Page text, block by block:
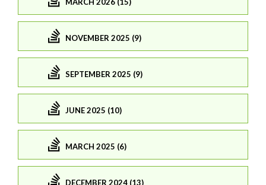
NOVEMBER 2025 (9)
SEPTEMBER 2025 (9)
JUNE 2025 (10)
MARCH 2025 (6)
DECEMBER 2024 (13)